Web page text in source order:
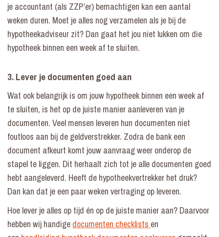
je accountant (als ZZP’er) bemachtigen kan een aantal
weken duren. Moet je alles nog verzamelen als je bij de
hypotheekadviseur zit? Dan gaat het jou niet lukken om die
hypotheek binnen een week af te sluiten.
3. Lever je documenten goed aan
Wat ook belangrijk is om jouw hypotheek binnen een week af
te sluiten, is het op de juiste manier aanleveren van je
documenten. Veel mensen leveren hun documenten niet
foutloos aan bij de geldverstrekker. Zodra de bank een
document afkeurt komt jouw aanvraag weer onderop de
stapel te liggen. Dit herhaalt zich tot je alle documenten goed
hebt aangeleverd. Heeft de hypotheekvertrekker het druk?
Dan kan dat je een paar weken vertraging op leveren.
Hoe lever je alles op tijd én op de juiste manier aan? Daarvoor
hebben wij handige documenten checklists en